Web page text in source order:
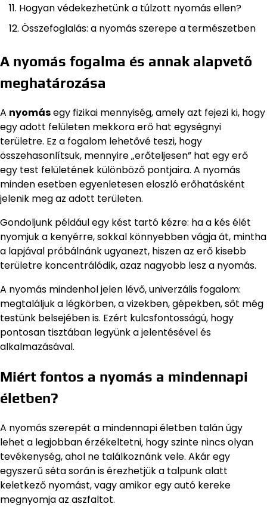
Hogyan védekezhetünk a túlzott nyomás ellen?
Összefoglalás: a nyomás szerepe a természetben
A nyomás fogalma és annak alapvető
meghatározása
A nyomásegy fizikai mennyiség, amely azt fejezi ki, hogy
egy adott felületen mekkora erő hat egységnyi
területre. Ez a fogalom lehetővé teszi, hogy
összehasonlítsuk, mennyire „erőteljesen” hat egy erő
egy test felületének különböző pontjaira. A nyomás
minden esetben egyenletesen eloszló erőhatásként
jelenik meg az adott területen.
Gondoljunk például egy kést tartó kézre: ha a kés élét
nyomjuk a kenyérre, sokkal könnyebben vágja át, mintha
a lapjával próbálnánk ugyanezt, hiszen az erő kisebb
területre koncentrálódik, azaz nagyobb lesz a nyomás.
A nyomás mindenhol jelen lévő, univerzális fogalom:
megtaláljuk a légkörben, a vizekben, gépekben, sőt még
testünk belsejében is. Ezért kulcsfontosságú, hogy
pontosan tisztában legyünk a jelentésével és
alkalmazásával.
Miért fontos a nyomás a mindennapi
életben?
A nyomás szerepét a mindennapi életben talán úgy
lehet a legjobban érzékeltetni, hogy szinte nincs olyan
tevékenység, ahol ne találkoznánk vele. Akár egy
egyszerű séta során is érezhetjük a talpunk alatt
keletkező nyomást, vagy amikor egy autó kereke
megnyomja az aszfaltot.